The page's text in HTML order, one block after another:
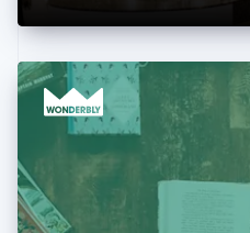
España
Estados Unidos
English Español 简体中文
Estonia
English
Finlandia
English Svenska
Francia
Français